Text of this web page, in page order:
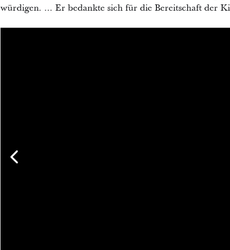
würdigen. … Er bedankte sich für die Bereitschaft der